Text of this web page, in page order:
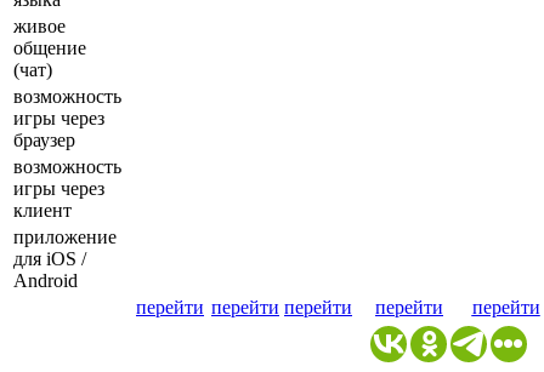
живое
общение
(чат)
возможность
игры через
браузер
возможность
игры через
клиент
приложение
для iOS /
Android
перейти перейти перейти перейти перейти